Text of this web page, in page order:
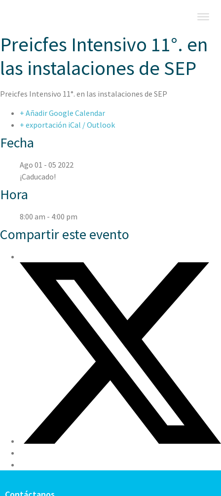
Preicfes Intensivo 11°. en
las instalaciones de SEP
Preicfes Intensivo 11°. en las instalaciones de SEP
+ Añadir Google Calendar
+ exportación iCal / Outlook
Fecha
Ago 01 - 05 2022
¡Caducado!
Hora
8:00 am - 4:00 pm
Compartir este evento